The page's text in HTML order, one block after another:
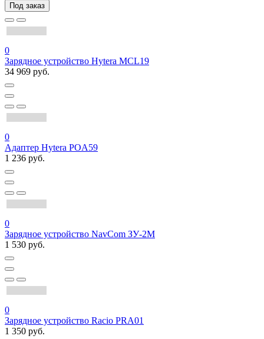
Под заказ
0
Зарядное устройство Hytera MCL19
34 969 руб.
0
Адаптер Hytera POA59
1 236 руб.
0
Зарядное устройство NavCom ЗУ-2М
1 530 руб.
0
Зарядное устройство Racio PRA01
1 350 руб.